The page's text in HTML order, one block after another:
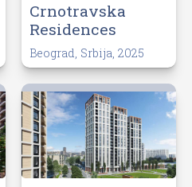
Crnotravska
Residences
Beograd, Srbija, 2025